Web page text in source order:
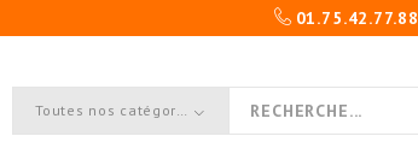
01.75.42.77.88
Toutes nos catégories